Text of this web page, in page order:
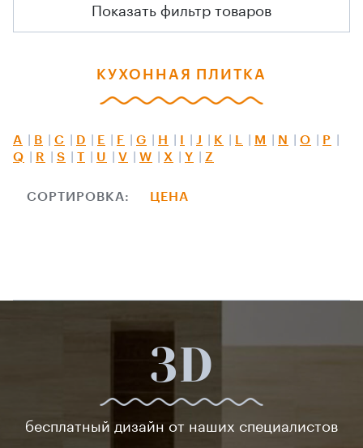
Показать фильтр товаров
КУХОННАЯ ПЛИТКА
A B C D E F G H J K M N O
P
Q
R S T U V W X Y Z
СОРТИРОВКА: ЦЕНА
3D
бесплатный дизайн от наших специалистов